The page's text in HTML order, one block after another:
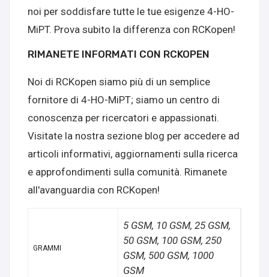
noi per soddisfare tutte le tue esigenze 4-HO-
MiPT. Prova subito la differenza con RCKopen!
RIMANETE INFORMATI CON RCKOPEN
Noi di RCKopen siamo più di un semplice
fornitore di 4-HO-MiPT; siamo un centro di
conoscenza per ricercatori e appassionati.
Visitate la nostra sezione blog per accedere ad
articoli informativi, aggiornamenti sulla ricerca
e approfondimenti sulla comunità. Rimanete
all'avanguardia con RCKopen!
GRAMMI
5 GSM, 10 GSM, 25 GSM,
50 GSM, 100 GSM, 250
GSM, 500 GSM, 1000
GSM